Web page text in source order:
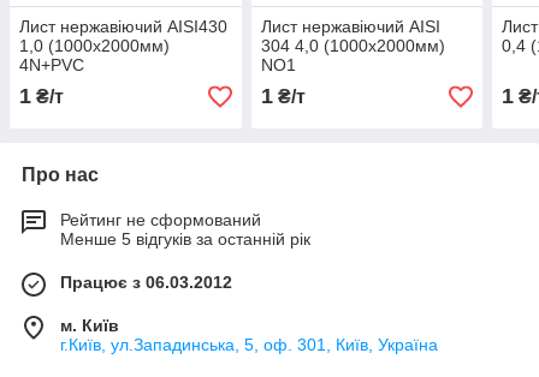
Лист нержавіючий AISI430
1,0 (1000х2000мм)
4N+PVC
1 ₴/т
Лист нержавіючий AISI
304 4,0 (1000х2000мм)
NO1
1₴/т
0,4
1 ₴/
Про нас
Рейтинг не сформований
Менше 5 відгуків за останній рік
Працює з 06.03.2012
м. Київ
г.Київ, ул.Западинська, 5, оф. 301, Київ, Україна